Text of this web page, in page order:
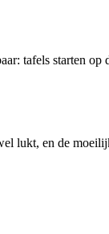
tafels starten op
lukt, en de